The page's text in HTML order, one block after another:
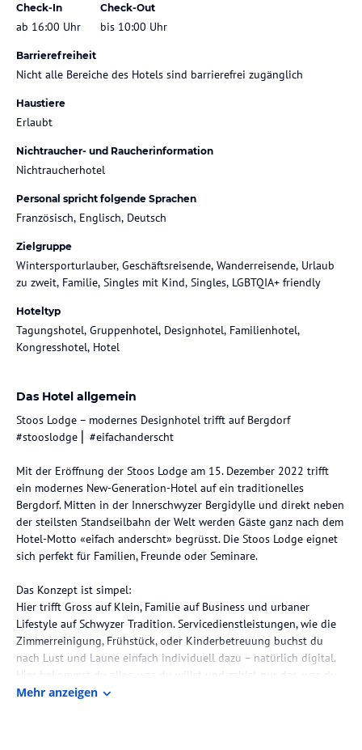
Check-In
ab 16:00 Uhr
Check-Out
bis 10:00 Uhr
Barrierefreiheit
Nicht alle Bereiche des Hotels sind barrierefrei zugänglich
Haustiere
Erlaubt
Nichtraucher- und Raucherinformation
Nichtraucherhotel
Personal spricht folgende Sprachen
Französisch, Englisch, Deutsch
Zielgruppe
Wintersporturlauber, Geschäftsreisende, Wanderreisende, Urlaub
zu zweit, Familie, Singles mit Kind, Singles, LGBTQIA+ friendly
Hoteltyp
Tagungshotel, Gruppenhotel, Designhotel, Familienhotel,
Kongresshotel, Hotel
Das Hotel allgemein
Stoos Lodge – modernes Designhotel trifft auf Bergdorf
#stooslodge ⎜ #eifachanderscht
Mit der Eröffnung der Stoos Lodge am 15. Dezember 2022 trifft
ein modernes New-Generation-Hotel auf ein traditionelles
Bergdorf. Mitten in der Innerschwyzer Bergidylle und direkt neben
der steilsten Standseilbahn der Welt werden Gäste ganz nach dem
Hotel-Motto «eifach anderscht» begrüsst. Die Stoos Lodge eignet
sich perfekt für Familien, Freunde oder Seminare.
Das Konzept ist simpel:
Hier trifft Gross auf Klein, Familie auf Business und urbaner
Lifestyle auf Schwyzer Tradition. Servicedienstleistungen, wie die
Zimmerreinigung, Frühstück, oder Kinderbetreuung buchst du
nach Lust und Laune einfach individuell dazu – natürlich digital.
Hier bekommst du alles, was du willst und zahlst nur das, was du
wirklich brauchst. «Anderscht praktisch» oder?
Mehr anzeigen